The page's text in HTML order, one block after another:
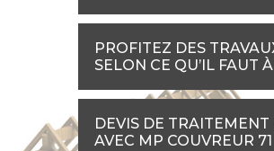
PROFITEZ DES
SELON CE QU’IL FAUT
DEVIS DE
AVEC MP COUVREUR 71